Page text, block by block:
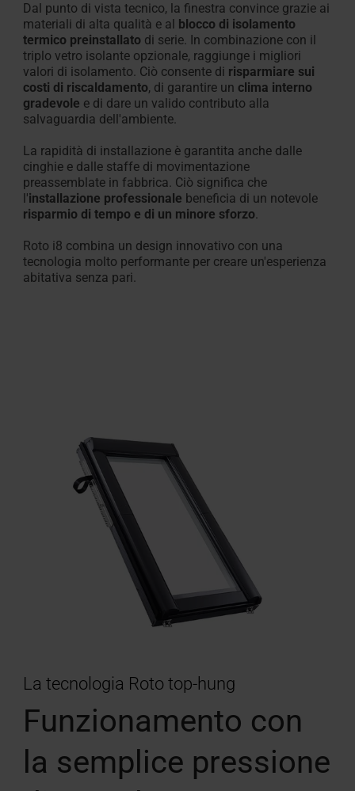
Dal punto di vista tecnico, la finestra convince grazie ai
materiali di alta qualità e al blocco di isolamento
termico preinstallatodi serie. In combinazione con il
triplo vetro isolante opzionale, raggiunge i migliori
valori di isolamento. Ciò consente di risparmiare sui
costi di riscaldamento, di garantire un clima interno
gradevole e di dare un valido contributo alla
salvaguardia dell'ambiente.
La rapidità di installazione è garantita anche dalle
cinghie e dalle staffe di movimentazione
preassemblate in fabbrica. Ciò significa che
l'installazione professionale beneficia di un notevole
risparmio di tempo e di un minore sforzo.
Roto i8 combina un design innovativo con una
tecnologia molto performante per creare un'esperienza
abitativa senza pari.
La tecnologia Roto top-hung
Funzionamento con
la semplice pressione